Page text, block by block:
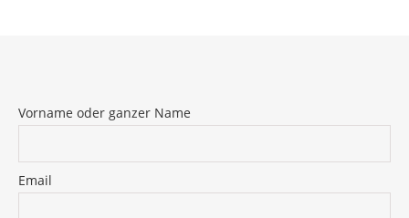
Vorname oder ganzer Name
Email